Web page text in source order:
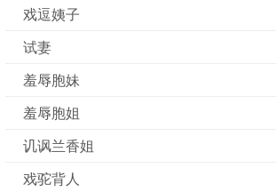
戏逗姨子
试妻
羞辱胞妹
羞辱胞姐
讥讽兰香姐
戏驼背人